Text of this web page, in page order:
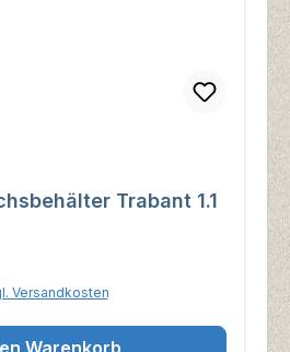
Trabant 1.1
Versandkosten
Warenkorb